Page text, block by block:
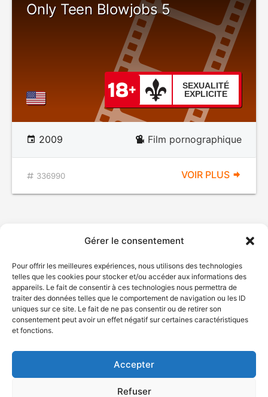
Gérer le consentement
Pour offrir les meilleures expériences, nous utilisons des technologies
telles que les cookies pour stocker et/ou accéder aux informations des
appareils. Le fait de consentir à ces technologies nous permettra de
traiter des données telles que le comportement de navigation ou les ID
uniques sur ce site. Le fait de ne pas consentir ou de retirer son
consentement peut avoir un effet négatif sur certaines caractéristiques
et fonctions.
Accepter
Refuser
Only Teen Blowjobs 5
SEXUALITÉ
EXPLICITE
2009 Film pornographique
336990 VOIR PLUS
© Gouvernement du Québec, 2026
Plan du site
Accessibilité
Accès à l'information
Déclaration de services